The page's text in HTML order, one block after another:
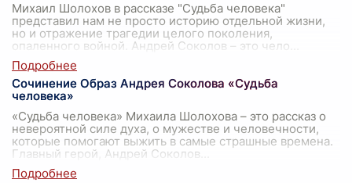
Михаил Шолохов в рассказе "Судьба человека"
представил нам не просто историю отдельной жизни,
но и отражение трагедии целого поколения,
опаленного войной. Андрей Соколов – это чело
Сочинение Образ Андрея Соколова «Судьба
человека»
«Судьба человека» Михаила Шолохова – это рассказ о
невероятной силе духа, о мужестве и человечности,
которые помогают выжить в самые страшные времена.
Главный герой, Андрей Соколов